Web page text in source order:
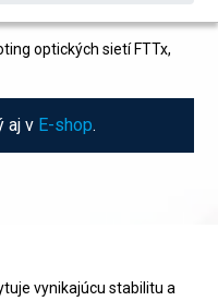
optických sietí FTTx,
aj v E-shop.
vynikajúcu stabilitu a